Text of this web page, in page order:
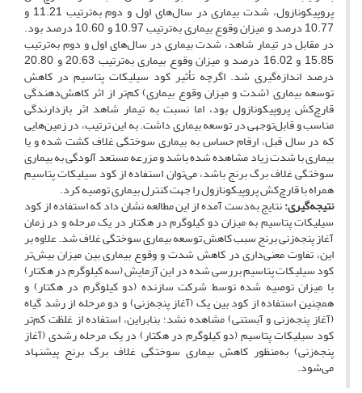
پروپیکونازول، شدت بیماری در سال‌های اول و دوم به‌ترتیب 11.21 و
10.77 درصد و میزان وقوع بیماری به‌ترتیب 10.97 و 10.60 درصد بود.
در مقابل در تیمار شاهد، شدت بیماری در سال‌های اول و دوم به‌ترتیب
15.85 و 16.02 درصد و میزان وقوع بیماری به‌ترتیب 20.63 و 20.80
درصد اندازه‌گیری شد. اگرچه تأثیر کود سیلیکات پتاسیم در کاهش
توسعه بیماری (شدت و میزان وقوع بیماری) کم‌تر از اثر کاهش‌دهندگی
قارچ‌کش پروپیکونازول بود، اما نسبت به تیمار شاهد اثر بازدارندگی
مناسب و قابل‌توجهی در توسعه بیماری داشت. به این ترتیب، در زمین‌هایی
که در سال قبل، ارقام حساس به بیماری سوختگی غلاف کشت شده و یا
بیماری با شدت زیاد مشاهده شده باشد و مزرعه مستعد آلودگی به بیماری
سوختگی غلاف برگ برنج باشد، می‌توان استفاده از کود سیلیکات پتاسیم
همراه با قارچ‌کش پروپیکونازول را جهت کنترل بیماری توصیه کرد.
نتیجه‌گیری:نتایج به‌دست آمده از این مطالعه نشان داد که استفاده از کود
سیلیکات پتاسیم به میزان دو کیلوگرم در هکتار در یک مرحله و در زمان
آغاز پنجه‌زنی برنج سبب کاهش توسعه بیماری سوختگی غلاف شد. علاوه بر
این، تفاوت معنی‌داری در کاهش شدت و وقوع بیماری بین میزان بیش‌تر
کود سیلیکات پتاسیم بررسی شده در این آزمایش (سه کیلوگرم در هکتار)
با میزان توصیه شده توسط شرکت سازنده (دو کیلوگرم در هکتار) و
همچنین استفاده از کود بین یک (آغاز پنجه‌زنی) و دو مرحله از رشد گیاه
(آغاز پنجه‌زنی و آبستنی) مشاهده نشد؛ بنابراین، استفاده از غلظت کم‌تر
کود سیلیکات پتاسیم (دو کیلوگرم در هکتار) در یک مرحله رشدی (آغاز
پنجه‌زنی) به‌منظور کاهش بیماری سوختگی غلاف برگ برنج پیشنهاد
می‌شود.